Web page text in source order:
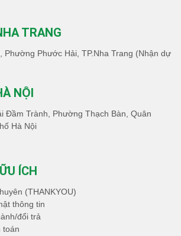
TRANG
Phường Phước Hải, TP.Nha Trang (Nhận dự
NỘI
Đầm Trành, Phường Thạch Bàn, Quân
Hà Nội
ÍCH
(THANKYOU)
thông tin
đổi trả
toán